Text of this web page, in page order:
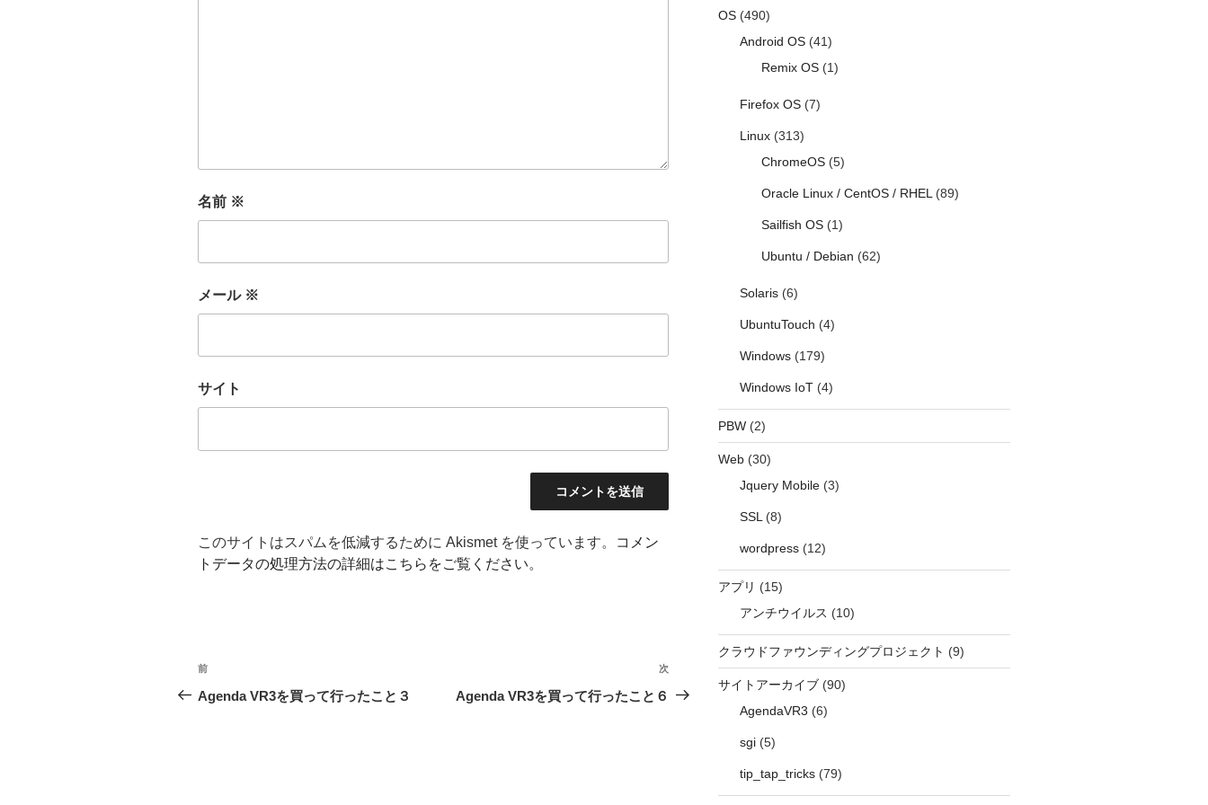
名前 ※
メール ※
サイト
このサイトはスパムを低減するために Akismet を使っています。
コメン
トデータの処理方法の詳細はこちらをご覧ください。
投
稿
前
の
前
Agenda VR3を買って行ったこと３
次
の
次
Agenda VR3を買って行ったこと６
OS(490)
Android OS(41)
Remix OS(1)
Firefox OS(7)
Linux(313)
ChromeOS(5)
Oracle Linux / CentOS / RHEL(89)
Sailfish OS(1)
Ubuntu / Debian (62)
Solaris(6)
UbuntuTouch (4)
Windows(179)
Windows IoT(4)
PBW(2)
Web(30)
Jquery Mobile(3)
SSL(8)
wordpress(12)
アプリ (15)
アンチウイルス (10)
クラウドファウンディングプロジェクト (9)
サイトアーカイブ(90)
AgendaVR3 (6)
sgi(5)
tip_tap_tricks(79)